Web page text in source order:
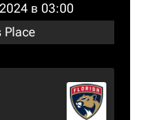
в 03:00
Place